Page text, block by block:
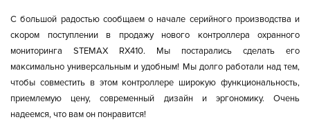
С большой радостью сообщаем о начале серийного производства и
скором поступлении в продажу нового контроллера охранного
мониторинга STEMAX RX410. Мы постарались сделать его
максимально универсальным и удобным! Мы долго работали над тем,
чтобы совместить в этом контроллере широкую функциональность,
приемлемую цену, современный дизайн и эргономику. Очень
надеемся, что вам он понравится!